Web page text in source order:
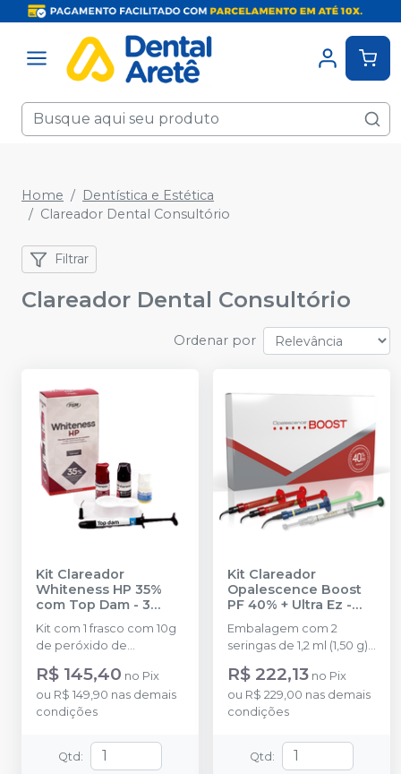
Home
Dentística e Estética
Clareador Dental Consultório
Filtrar
Clareador Dental Consultório
Ordenar por
Kit Clareador
Whiteness HP 35%
com Top Dam - 3
Pacientes
Kit com 1 frasco com 10g
de peróxido de
hidrogênio concentrado
+ 1 frasco com 5g de
espessante + 1 frasco
com 2g de solução
de peróxidos) + 1
espátula e uma placa
R$ 145,40 no Pix
ou R$ 149,90 nas demais
condições
Qtd :
Kit Clareador
Opalescence Boost
PF 40% + Ultra Ez -
ULTRADENT
Embalagem com 2
seringas de 1,2 ml (1,50 g)
Opalescence Boost PF 8
Black Mini tips 1 seringa
de 1,2 ml (1,34 g) OpalDam
Green 1 seringa de 1,2 ml
R$ 222,13 no Pix
ou R$ 229,00 nas demais
condições
Qtd :